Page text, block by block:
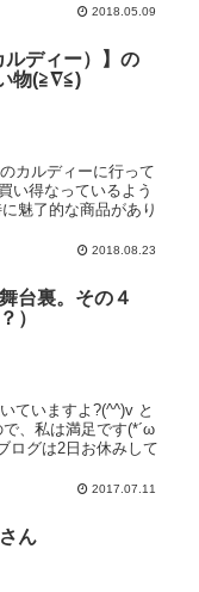
2018.05.09
ルディー）】の
物(≧∇≦)
カルディーに行って
い得なっているよう
魅了的な商品があり
2018.08.23
台裏。その４
）
ていますよ?(^^)v と
、私は満足です(*´ω
ログは2日お休みして
2017.07.11
ん